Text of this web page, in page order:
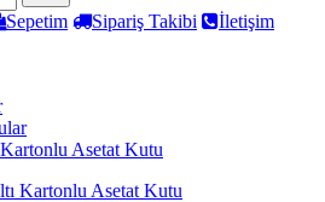
Sepetim Sipariş Takibi
İletişim
Asetat Kutu